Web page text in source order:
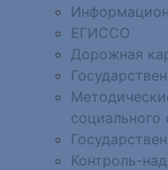
ЕГИССО
Дорожная
социального
Контроль-